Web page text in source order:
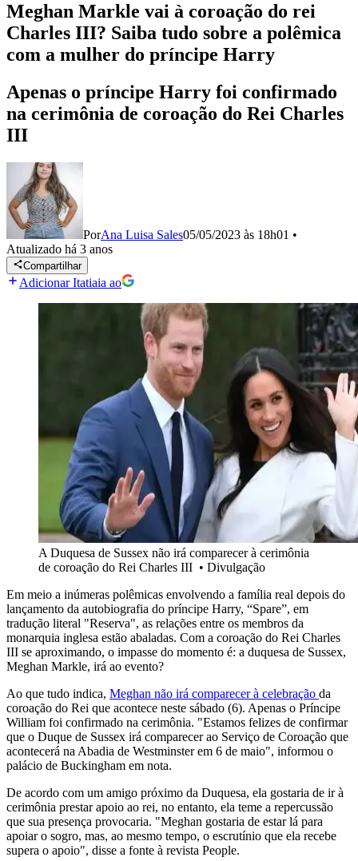
Meghan Markle vai à coroação do rei
Charles III? Saiba tudo sobre a polêmica
com a mulher do príncipe Harry
Apenas o príncipe Harry foi confirmado
na cerimônia de coroação do Rei Charles
III
PorAna Luisa Sales05/05/2023 às 18h01 •
Atualizado há 3 anos
Compartilhar
Adicionar Itatiaia ao
A Duquesa de Sussex não irá comparecer à cerimônia
de coroação do Rei Charles III • Divulgação
Em meio a inúmeras polêmicas envolvendo a família real depois do
lançamento da autobiografia do príncipe Harry, “Spare”, em
tradução literal "Reserva", as relações entre os membros da
monarquia inglesa estão abaladas. Com a coroação do Rei Charles
III se aproximando, o impasse do momento é: a duquesa de Sussex,
Meghan Markle, irá ao evento?
Ao que tudo indica, Meghan não irá comparecer à celebração da
coroação do Rei que acontece neste sábado (6). Apenas o Príncipe
William foi confirmado na cerimônia. "Estamos felizes de confirmar
que o Duque de Sussex irá comparecer ao Serviço de Coroação que
acontecerá na Abadia de Westminster em 6 de maio", informou o
palácio de Buckingham em nota.
De acordo com um amigo próximo da Duquesa, ela gostaria de ir à
cerimônia prestar apoio ao rei, no entanto, ela teme a repercussão
que sua presença provocaria. "Meghan gostaria de estar lá para
apoiar o sogro, mas, ao mesmo tempo, o escrutínio que ela recebe
supera o apoio", disse a fonte à revista People.